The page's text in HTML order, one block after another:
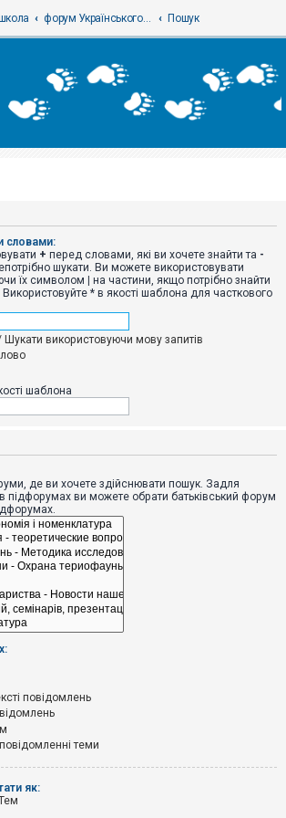
форум Українського теріологічного товариства Пошук
словами:
+ перед словами, які ви хочете знайти та -
шукати. Ви можете використовувати
їх символом | на частини, якщо потрібно знайти
* в якості шаблона для часткового
Шукати використовуючи мову запитів
шаблона
де ви хочете здійснювати пошук. Задля
підфорумах ви можете обрати батьківський форум
повідомлень
теми
як: